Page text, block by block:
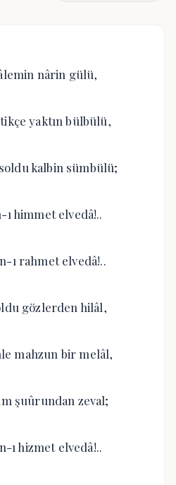
nârin gülü,
yaktın bülbülü,
kalbin sümbülü;
ı himmet elvedâ!..
ı rahmet elvedâ!..
gözlerden hilâl,
mahzun bir melâl,
şuûrundan zeval;
ı hizmet elvedâ!..